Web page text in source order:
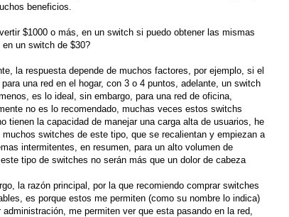
beneficios.
$1000 o más, en un switch si puedo obtener las mismas
en un switch de $30?
la respuesta depende de muchos factores, por ejemplo, si el
una red en el hogar, con 3 o 4 puntos, adelante, un switch
es lo ideal, sin embargo, para una red de oficina,
no es lo recomendado, muchas veces estos switchs
tienen la capacidad de manejar una carga alta de usuarios, he
muchos switches de este tipo, que se recalientan y empiezan a
intermitentes, en resumen, para un alto volumen de
tipo de switches no serán más que un dolor de cabeza
la razón principal, por la que recomiendo comprar switches
es porque estos me permiten (como su nombre lo indica)
administración, me permiten ver que esta pasando en la red,